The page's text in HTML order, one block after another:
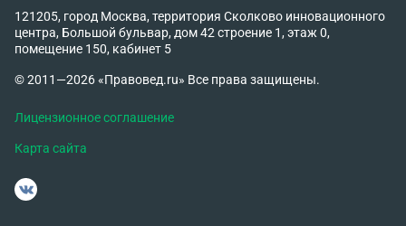
121205, город Москва, территория Сколково инновационного
центра, Большой бульвар, дом 42 строение 1, этаж 0,
помещение 150, кабинет 5
© 2011—2026 «Правовед.ru» Все права защищены.
Лицензионное соглашение
Карта сайта